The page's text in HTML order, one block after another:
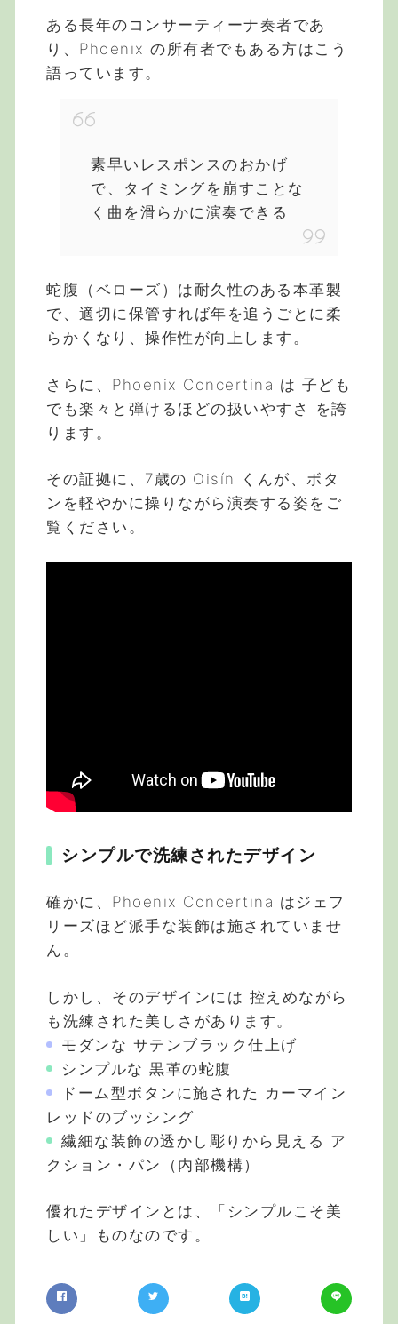
ある長年のコンサーティーナ奏者であ
り、Phoenix の所有者でもある方はこう
語っています。
素早いレスポンスのおかげ
で、タイミングを崩すことな
く曲を滑らかに演奏できる
蛇腹（ベローズ）は耐久性のある本革製
で、適切に保管すれば年を追うごとに柔
らかくなり、操作性が向上します。
さらに、Phoenix Concertina は 子ども
でも楽々と弾けるほどの扱いやすさ を誇
ります。
その証拠に、7歳の Oisín くんが、ボタ
ンを軽やかに操りながら演奏する姿をご
覧ください。
シンプルで洗練されたデザイン
確かに、Phoenix Concertina はジェフ
リーズほど派手な装飾は施されていませ
ん。
しかし、そのデザインには 控えめながら
も洗練された美しさがあります。
モダンな サテンブラック仕上げ
シンプルな 黒革の蛇腹
ドーム型ボタンに施された カーマイン
レッドのブッシング
繊細な装飾の透かし彫りから見える ア
クション・パン（内部機構）
優れたデザインとは、「シンプルこそ美
しい」ものなのです。